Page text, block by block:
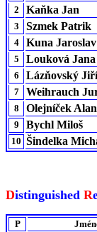
2 Kaňka Jan
3 Szmek Patrik
4 Kuna Jaroslav
5 Louková Jana
6 Lázňovský Jiří
7 Weihrauch
8 Olejníček Alan
9 Bychl Miloš
10 Šindelka
Distinguished R
P